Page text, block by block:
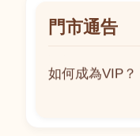
門市通告
如何成為VIP？